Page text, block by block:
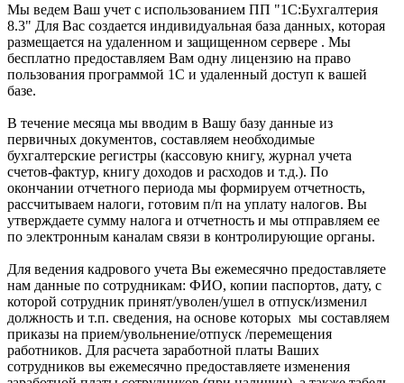
Мы ведем Ваш учет с использованием ПП "1С:Бухгалтерия
8.3" Для Вас создается индивидуальная база данных, которая
размещается на удаленном и защищенном сервере . Мы
бесплатно предоставляем Вам одну лицензию на право
пользования программой 1С и удаленный доступ к вашей
базе.
В течение месяца мы вводим в Вашу базу данные из
первичных документов, составляем необходимые
бухгалтерские регистры (кассовую книгу, журнал учета
счетов-фактур, книгу доходов и расходов и т.д.). По
окончании отчетного периода мы формируем отчетность,
рассчитываем налоги, готовим п/п на уплату налогов. Вы
утверждаете сумму налога и отчетность и мы отправляем ее
по электронным каналам связи в контролирующие органы.
Для ведения кадрового учета Вы ежемесячно предоставляете
нам данные по сотрудникам: ФИО, копии паспортов, дату, с
которой сотрудник принят/уволен/ушел в отпуск/изменил
должность и т.п. сведения, на основе которых мы составляем
приказы на прием/увольнение/отпуск /перемещения
работников. Для расчета заработной платы Ваших
сотрудников вы ежемесячно предоставляете изменения